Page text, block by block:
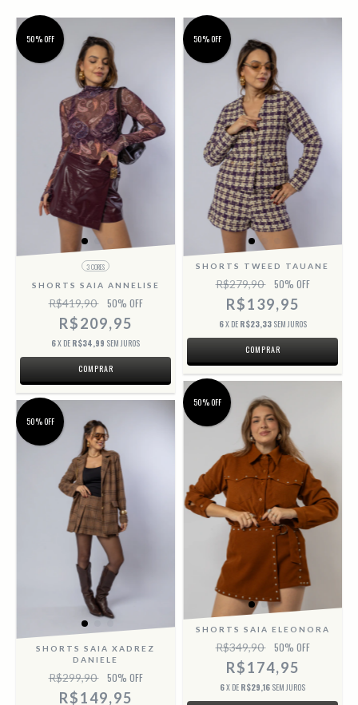
50% OFF
3 CORES
SHORTS SAIA ANNELISE
R$419,90 50% OFF
R$209,95
6X DE R$34,99 SEM JUROS
COMPRAR
50% OFF
SHORTS TWEED TAUANE
R$279,90 50% OFF
R$139,95
6X DE R$23,33 SEM JUROS
COMPRAR
50% OFF
SHORTS SAIA XADREZ
DANIELE
R$299,90 50% OFF
R$149,95
50% OFF
SHORTS SAIA ELEONORA
R$349,90 50% OFF
R$174,95
6X DE R$29,16 SEM JUROS